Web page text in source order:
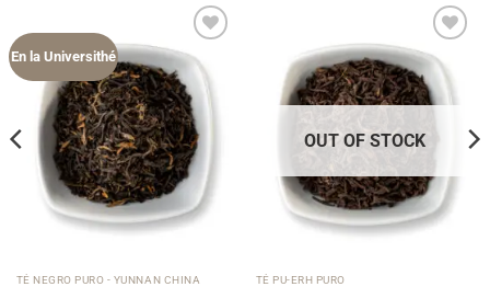
En la Universithé
Add to
Wishlist
TÉ NEGRO PURO - YUNNAN CHINA
Add to
Wishlist
OUT OF STOCK
TÉ PU-ERH PURO